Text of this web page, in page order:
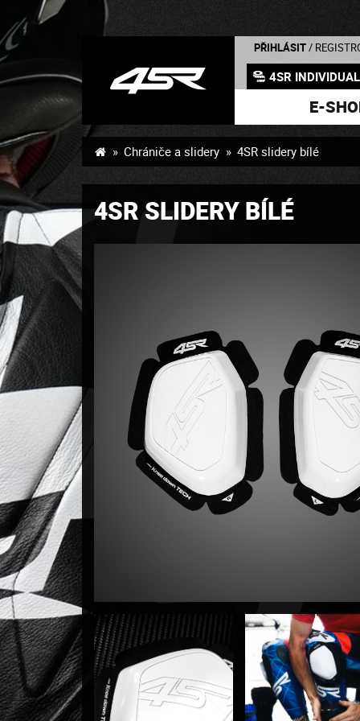
PŘIHLÁSIT /
4SR INDIVIDUAL
E-
Chrániče a slidery 4SR slidery bílé
4SR SLIDERY BÍLÉ